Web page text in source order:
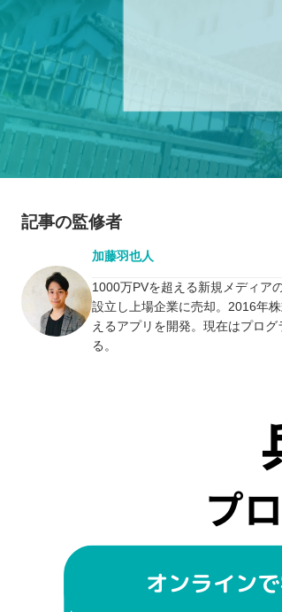
記事の監修者
加藤羽也人
1000万PVを超える新規メディア
設立し上場企業に売却。2016年
えるアプリを開発。現在はプロ
る。